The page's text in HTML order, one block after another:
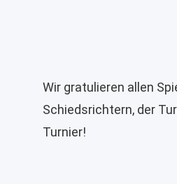
Wir gratulieren allen
Schiedsrichtern, der
Turnier!